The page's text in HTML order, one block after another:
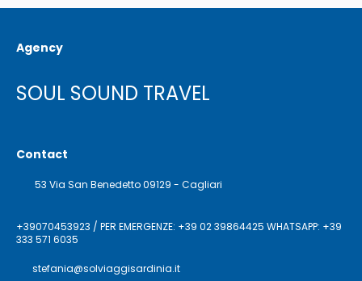
Agency
SOUL SOUND TRAVEL
Contact
53 Via San Benedetto 09129 - Cagliari
+39070453923 / PER EMERGENZE: +39 02 39864425 WHATSAPP: +39
333 571 6035
stefania@solviaggisardinia.it